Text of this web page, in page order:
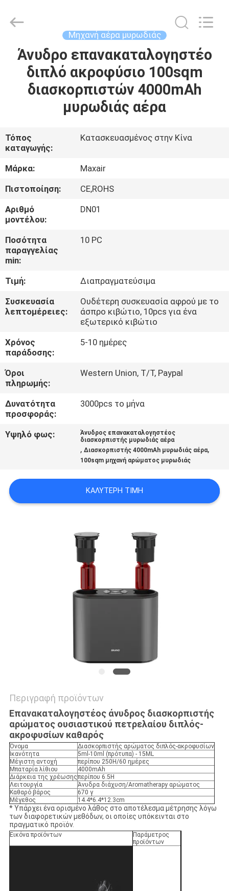
ΣΠΊΤΙ
ΠΡΟΪΌΝΤΑ
ΕΜΕΊΣ
ΓΎΡΟΣ
ΕΡΓΟΣΤΑΣΊΩΝ
ΠΟΙΟΤΙΚΌΣ
ΈΛΕΓΧΟΣ
ΕΛΆΤΕ
ΣΕ
ΕΠΑΦΉ
ΜΕ
ΖΗΤΉΣΤΕ
ΈΝΑ
ΑΠΌΣΠΑΣΜΑ
SHOPPING
SITEMAP
Reserved.
Μηχανή αέρα μυρωδιάς
Άνυδρο επανακαταλογηστέο
διπλό ακροφύσιο 100sqm
διασκορπιστών 4000mAh
μυρωδιάς αέρα
Τόπος
καταγωγής:
Κατασκευασμένος στην Κίνα
Μάρκα:
Maxair
Πιστοποίηση:
CE,ROHS
Αριθμό
μοντέλου:
DN01
Ποσότητα
παραγγελίας
min:
10 PC
Τιμή:
Διαπραγματεύσιμα
Συσκευασία
λεπτομέρειες:
Ουδέτερη συσκευασία αφρού με το
άσπρο κιβώτιο, 10pcs για ένα
εξωτερικό κιβώτιο
Χρόνος
παράδοσης:
5-10 ημέρες
Όροι
πληρωμής:
Western Union, T/T, Paypal
Δυνατότητα
προσφοράς:
3000pcs το μήνα
Υψηλό φως:
Άνυδρος επανακαταλογηστέος
διασκορπιστής μυρωδιάς αέρα
,Διασκορπιστής 4000mAh μυρωδιάς αέρα,
100sqm μηχανή αρώματος μυρωδιάς
ΚΑΛΎΤΕΡΗ ΤΙΜΉ
Περιγραφή προϊόντων
Επανακαταλογηστέος άνυδρος διασκορπιστής
αρώματος ουσιαστικού πετρελαίου διπλός-
ακροφυσίων καθαρός
Όνομα
Διασκορπιστής αρώματος διπλός-ακροφυσίων
Ικανότητα
5ml-10ml (πρότυπα) - 15ML
Μέγιστη αντοχή
περίπου 250H/60 ημέρες
Μπαταρία λίθιου
4000mAh
Διάρκεια της χρέωσηςπερίπου 6.5H
Λειτουργία
Άνυδρα διάχυση/Aromatherapy αρώματος
Καθαρό βάρος
670 γ
Μέγεθος
14.4*6.4*12.3cm
* Υπάρχει ένα ορισμένο λάθος στο αποτέλεσμα μέτρησης λόγω
των διαφορετικών μεθόδων, οι οποίες υπόκεινται στο
πραγματικό προϊόν.
Εικόνα προϊόντων
Παράμετρος
προϊόντων